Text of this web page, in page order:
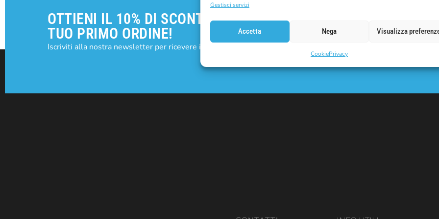
Gestisci servizi
Accetta Nega Visualizza
CookiePrivacy
OTTIENI IL 10% DI SCONTO SUL
TUO PRIMO ORDINE!
Iscriviti alla nostra newsletter per ricevere il tuo codice sconto.
E-Mail